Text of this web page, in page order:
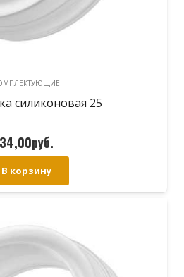
силиконовая 25
34,00руб.
В корзину